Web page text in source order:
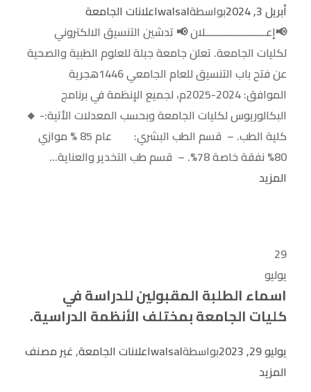
أبريل 3, 2024 بواسطةwalsalاعلانات الجامعة
📢إعــــــــــــــــــــــلان 📢 تدشين التنسيق الالكتروني
لكليات الجامعة. تعلن جامعة جبلة للعلوم الطبية والصحية
عن فتح باب التنسيق للعام الجامعي 1446هجرية
الموافق: 2024-2025م، لجميع الإنظمة في برنامج
البكالوريوس لكليات الجامعة وبحسب المعدلات الأتية:- 🔸
كلية الطب. – قسم الطب البشري: عام 85 % موازي
80% نفقة خاصة 78%. – قسم طب التخدير والعناية...
المزيد
29
يوليو
اسماء الطلبة المقبولين للدراسة في
كليات الجامعة بمختلف الأنظمة الدراسية.
يوليو 29, 2023 بواسطةwalsalاعلانات الجامعة,غير مصنف
المزيد